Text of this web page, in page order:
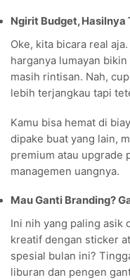
Ngirit Budget, Hasilnya
Oke, kita bicara real aja.
harganya lumayan
masih rintisan. Nah,
lebih terjangkau tapi
Kamu bisa hemat di
dipake buat yang lain,
premium atau upgrade
managemen uangnya.
Mau Ganti Branding?
Ini nih yang paling asik
kreatif dengan sticker
spesial bulan ini?
liburan dan pengen